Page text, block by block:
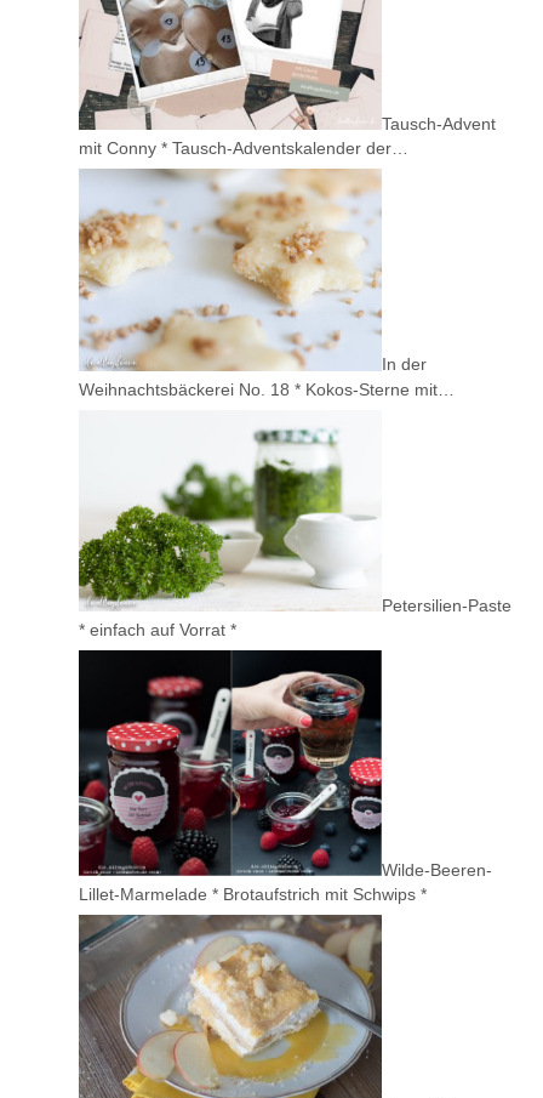
Tausch-Advent
mit Conny * Tausch-Adventskalender der…
In der
Weihnachtsbäckerei No. 18 * Kokos-Sterne mit…
Petersilien-Paste
* einfach auf Vorrat *
Wilde-Beeren-
Lillet-Marmelade * Brotaufstrich mit Schwips *